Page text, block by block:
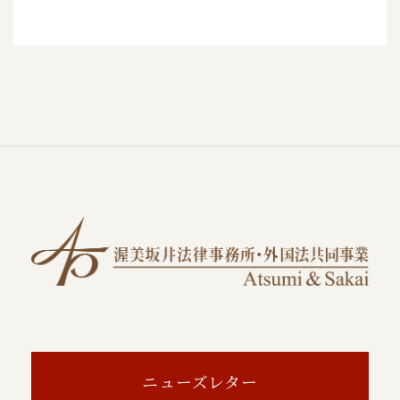
ニューズレター